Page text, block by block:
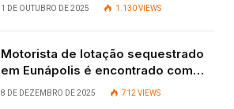
1 DE OUTUBRO DE 2025 1.130VIEWS
Motorista de lotação sequestrado
em Eunápolis é encontrado com
vida após quatro dias.
8 DE DEZEMBRO DE 2025 712VIEWS